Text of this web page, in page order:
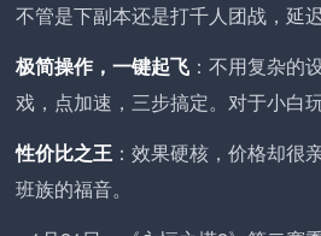
不管是下副本还是打千人团战，延
极简操作，一键起飞 ：不用复杂的
戏，点加速，三步搞定。对于小白
性价比之王 ：效果硬核，价格却很
班族的福音。